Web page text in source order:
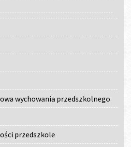
wychowania przedszkolnego
przedszkole